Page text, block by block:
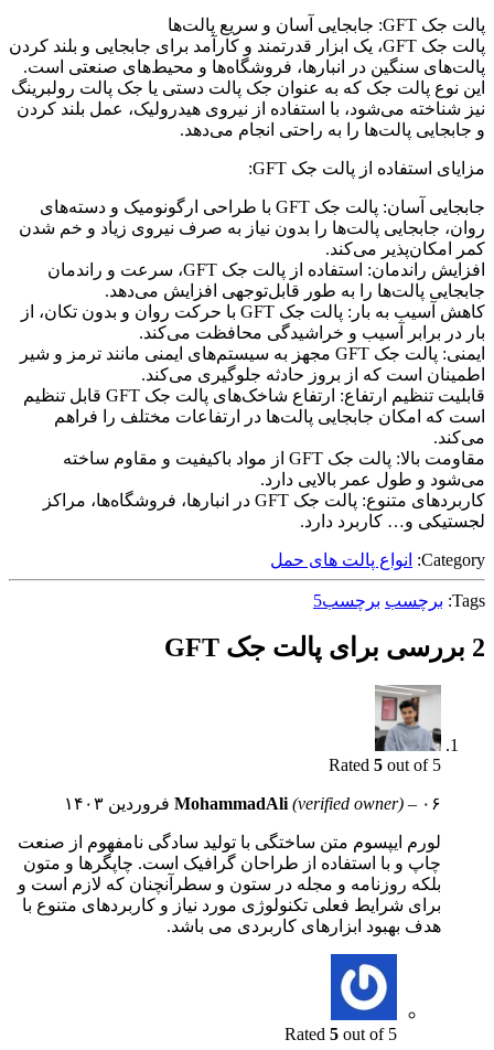
پالت جک GFT: جابجایی آسان و سریع پالت‌ها
پالت جک GFT، یک ابزار قدرتمند و کارآمد برای جابجایی و بلند کردن
پالت‌های سنگین در انبارها، فروشگاه‌ها و محیط‌های صنعتی است.
این نوع پالت جک که به عنوان جک پالت دستی یا جک پالت رولبرینگ
نیز شناخته می‌شود، با استفاده از نیروی هیدرولیک، عمل بلند کردن
و جابجایی پالت‌ها را به راحتی انجام می‌دهد.
مزایای استفاده از پالت جک GFT:
جابجایی آسان: پالت جک GFT با طراحی ارگونومیک و دسته‌های
روان، جابجایی پالت‌ها را بدون نیاز به صرف نیروی زیاد و خم شدن
کمر امکان‌پذیر می‌کند.
افزایش راندمان: استفاده از پالت جک GFT، سرعت و راندمان
جابجایی پالت‌ها را به طور قابل‌توجهی افزایش می‌دهد.
کاهش آسیب به بار: پالت جک GFT با حرکت روان و بدون تکان، از
بار در برابر آسیب و خراشیدگی محافظت می‌کند.
ایمنی: پالت جک GFT مجهز به سیستم‌های ایمنی مانند ترمز و شیر
اطمینان است که از بروز حادثه جلوگیری می‌کند.
قابلیت تنظیم ارتفاع: ارتفاع شاخک‌های پالت جک GFT قابل تنظیم
است که امکان جابجایی پالت‌ها در ارتفاعات مختلف را فراهم
می‌کند.
مقاومت بالا: پالت جک GFT از مواد باکیفیت و مقاوم ساخته
می‌شود و طول عمر بالایی دارد.
کاربردهای متنوع: پالت جک GFT در انبارها، فروشگاه‌ها، مراکز
لجستیکی و… کاربرد دارد.
Category: انواع پالت های حمل
Tags: برچسب برچسب5
2 بررسی برای پالت جک GFT
Rated 5 out of 5
MohammadAli (verified owner) – ۰۶ فروردین ۱۴۰۳
لورم ایپسوم متن ساختگی با تولید سادگی نامفهوم از صنعت
چاپ و با استفاده از طراحان گرافیک است. چاپگرها و متون
بلکه روزنامه و مجله در ستون و سطرآنچنان که لازم است و
برای شرایط فعلی تکنولوژی مورد نیاز و کاربردهای متنوع با
هدف بهبود ابزارهای کاربردی می باشد.
Rated 5 out of 5